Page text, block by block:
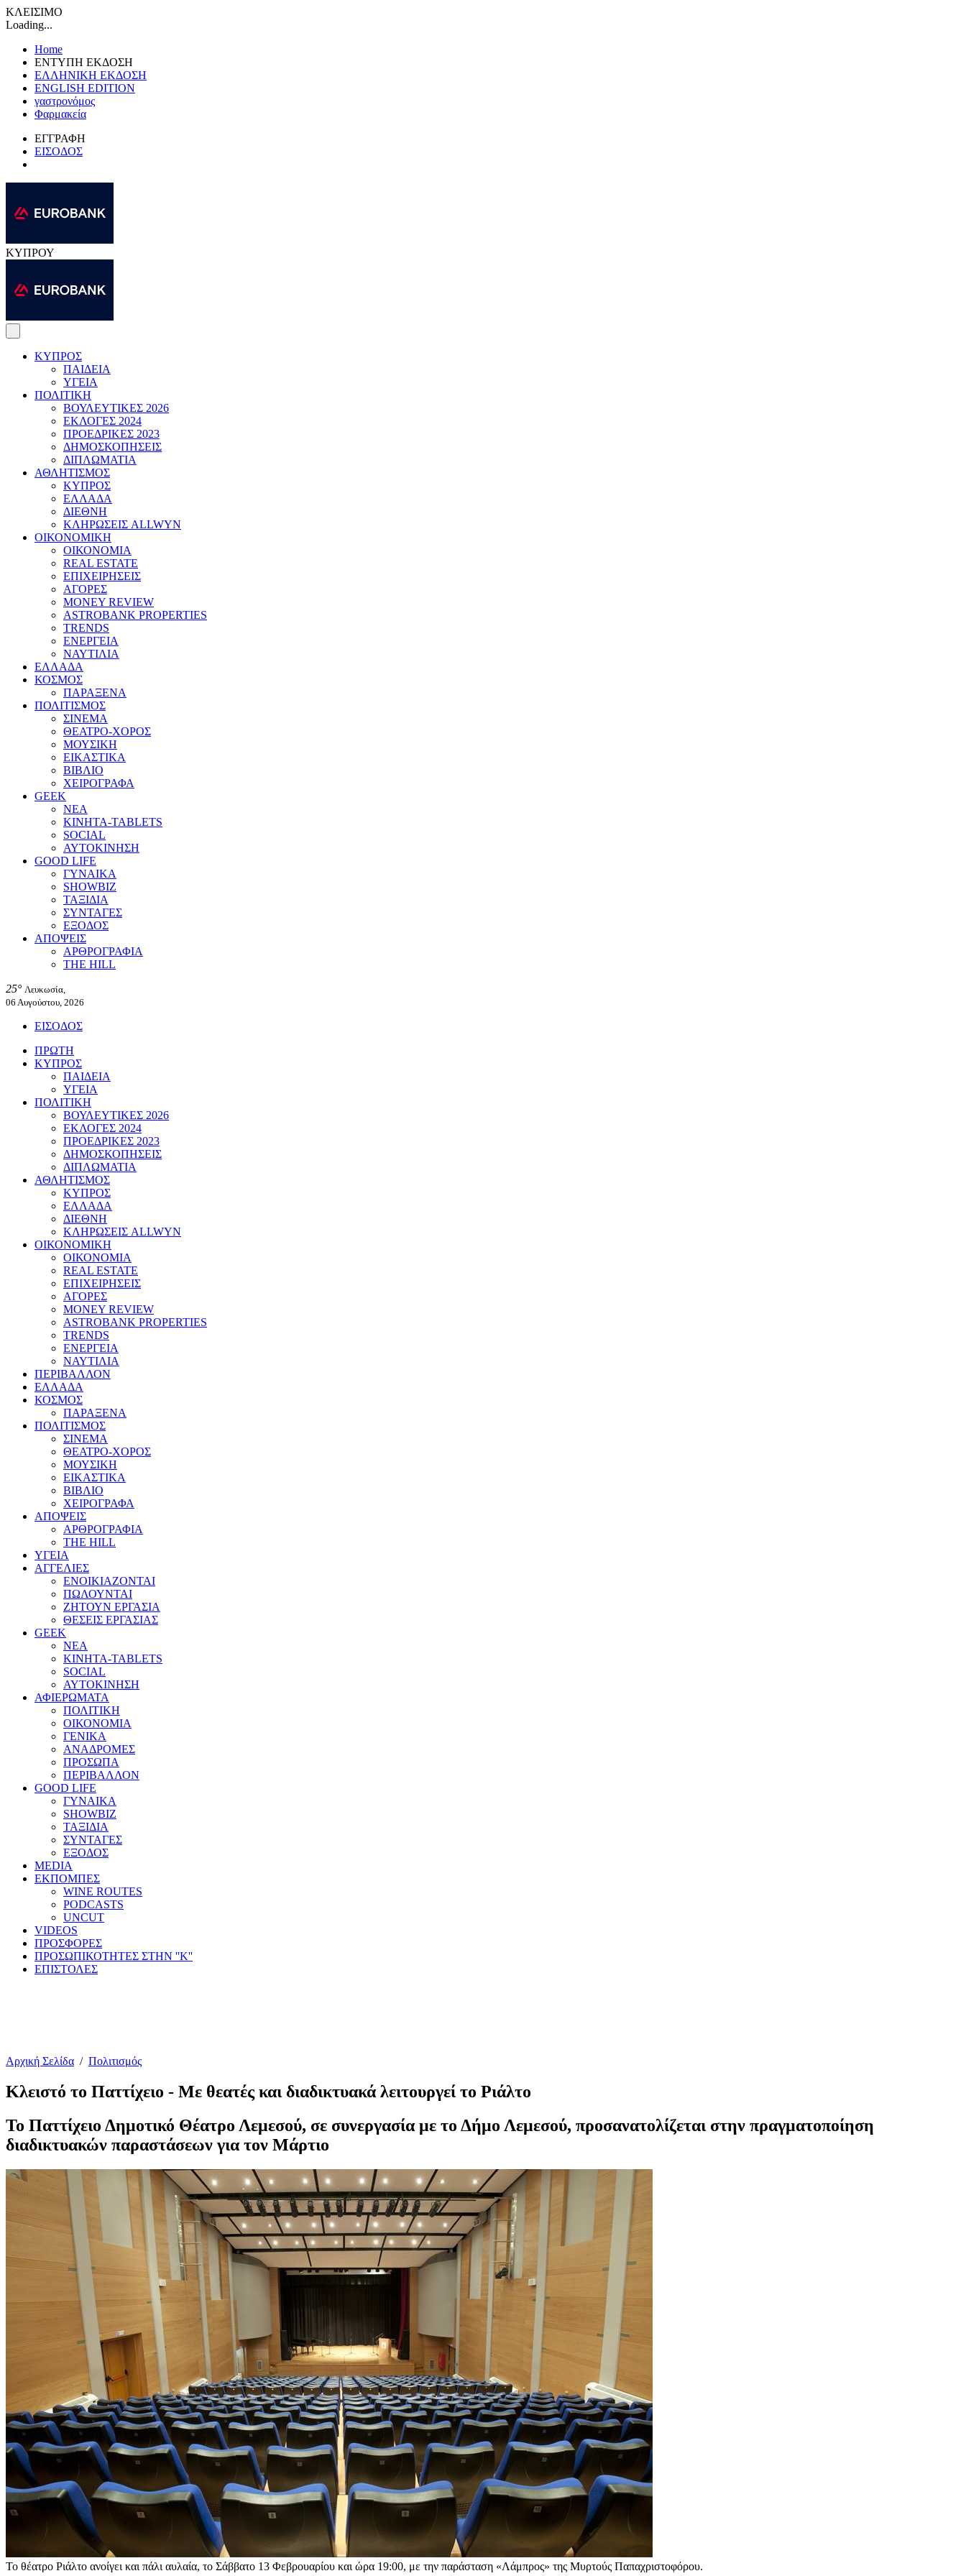
ΚΛΕΙΣΙΜΟ
Loading...
Home
ΕΝΤΥΠΗ ΕΚΔΟΣΗ
ΕΛΛΗΝΙΚΗ ΕΚΔΟΣΗ
ENGLISH EDITION
γαστρονόμος
Φαρμακεία
ΕΓΓΡΑΦΗ
ΕΙΣΟΔΟΣ
ΚΥΠΡΟΥ
ΚΥΠΡΟΣ
ΠΑΙΔΕΙΑ
ΥΓΕΙΑ
ΠΟΛΙΤΙΚΗ
ΒΟΥΛΕΥΤΙΚΕΣ 2026
ΕΚΛΟΓΕΣ 2024
ΠΡΟΕΔΡΙΚΕΣ 2023
ΔΗΜΟΣΚΟΠΗΣΕΙΣ
ΔΙΠΛΩΜΑΤΙΑ
ΑΘΛΗΤΙΣΜΟΣ
ΚΥΠΡΟΣ
ΕΛΛΑΔΑ
ΔΙΕΘΝΗ
ΚΛΗΡΩΣΕΙΣ ALLWYN
ΟΙΚΟΝΟΜΙΚΗ
ΟΙΚΟΝΟΜΙΑ
REAL ESTATE
ΕΠΙΧΕΙΡΗΣΕΙΣ
ΑΓΟΡΕΣ
MONEY REVIEW
ASTROBANK PROPERTIES
TRENDS
ΕΝΕΡΓΕΙΑ
ΝΑΥΤΙΛΙΑ
ΕΛΛΑΔΑ
ΚΟΣΜΟΣ
ΠΑΡΑΞΕΝΑ
ΠΟΛΙΤΙΣΜΟΣ
ΣΙΝΕΜΑ
ΘΕΑΤΡΟ-ΧΟΡΟΣ
ΜΟΥΣΙΚΗ
ΕΙΚΑΣΤΙΚΑ
ΒΙΒΛΙΟ
ΧΕΙΡΟΓΡΑΦΑ
GEEK
ΝΕΑ
ΚΙΝΗΤΑ-TABLETS
SOCIAL
ΑΥΤΟΚΙΝΗΣΗ
GOOD LIFE
ΓΥΝΑΙΚΑ
SHOWBIZ
ΤΑΞΙΔΙΑ
ΣΥΝΤΑΓΕΣ
ΕΞΟΔΟΣ
ΑΠΟΨΕΙΣ
ΑΡΘΡΟΓΡΑΦΙΑ
THE HILL
25° Λευκωσία,
06 Αυγούστου, 2026
ΕΙΣΟΔΟΣ
ΠΡΩΤΗ
ΚΥΠΡΟΣ
ΠΑΙΔΕΙΑ
ΥΓΕΙΑ
ΠΟΛΙΤΙΚΗ
ΒΟΥΛΕΥΤΙΚΕΣ 2026
ΕΚΛΟΓΕΣ 2024
ΠΡΟΕΔΡΙΚΕΣ 2023
ΔΗΜΟΣΚΟΠΗΣΕΙΣ
ΔΙΠΛΩΜΑΤΙΑ
ΑΘΛΗΤΙΣΜΟΣ
ΚΥΠΡΟΣ
ΕΛΛΑΔΑ
ΔΙΕΘΝΗ
ΚΛΗΡΩΣΕΙΣ ALLWYN
ΟΙΚΟΝΟΜΙΚΗ
ΟΙΚΟΝΟΜΙΑ
REAL ESTATE
ΕΠΙΧΕΙΡΗΣΕΙΣ
ΑΓΟΡΕΣ
MONEY REVIEW
ASTROBANK PROPERTIES
TRENDS
ΕΝΕΡΓΕΙΑ
ΝΑΥΤΙΛΙΑ
ΠΕΡΙΒΑΛΛΟΝ
ΕΛΛΑΔΑ
ΚΟΣΜΟΣ
ΠΑΡΑΞΕΝΑ
ΠΟΛΙΤΙΣΜΟΣ
ΣΙΝΕΜΑ
ΘΕΑΤΡΟ-ΧΟΡΟΣ
ΜΟΥΣΙΚΗ
ΕΙΚΑΣΤΙΚΑ
ΒΙΒΛΙΟ
ΧΕΙΡΟΓΡΑΦΑ
ΑΠΟΨΕΙΣ
ΑΡΘΡΟΓΡΑΦΙΑ
THE HILL
ΥΓΕΙΑ
ΑΓΓΕΛΙΕΣ
ΕΝΟΙΚΙΑΖΟΝΤΑΙ
ΠΩΛΟΥΝΤΑΙ
ΖΗΤΟΥΝ ΕΡΓΑΣΙΑ
ΘΕΣΕΙΣ ΕΡΓΑΣΙΑΣ
GEEK
ΝΕΑ
ΚΙΝΗΤΑ-TABLETS
SOCIAL
ΑΥΤΟΚΙΝΗΣΗ
ΑΦΙΕΡΩΜΑΤΑ
ΠΟΛΙΤΙΚΗ
ΟΙΚΟΝΟΜΙΑ
ΓΕΝΙΚΑ
ΑΝΑΔΡΟΜΕΣ
ΠΡΟΣΩΠΑ
ΠΕΡΙΒΑΛΛΟΝ
GOOD LIFE
ΓΥΝΑΙΚΑ
SHOWBIZ
ΤΑΞΙΔΙΑ
ΣΥΝΤΑΓΕΣ
ΕΞΟΔΟΣ
MEDIA
ΕΚΠΟΜΠΕΣ
WINE ROUTES
PODCASTS
UNCUT
VIDEOS
ΠΡΟΣΦΟΡΕΣ
ΠΡΟΣΩΠΙΚΟΤΗΤΕΣ ΣΤΗΝ ''Κ''
ΕΠΙΣΤΟΛΕΣ
Αρχική Σελίδα / Πολιτισμός
Κλειστό το Παττίχειο - Με θεατές και διαδικτυακά λειτουργεί το Ριάλτο
Το Παττίχειο Δημοτικό Θέατρο Λεμεσού, σε συνεργασία με το Δήμο Λεμεσού, προσανατολίζεται στην πραγματοποίηση
διαδικτυακών παραστάσεων για τον Μάρτιο
Το θέατρο Ριάλτο ανοίγει και πάλι αυλαία, το Σάββατο 13 Φεβρουαρίου και ώρα 19:00, με την παράσταση «Λάμπρος» της Μυρτούς Παπαχριστοφόρου.